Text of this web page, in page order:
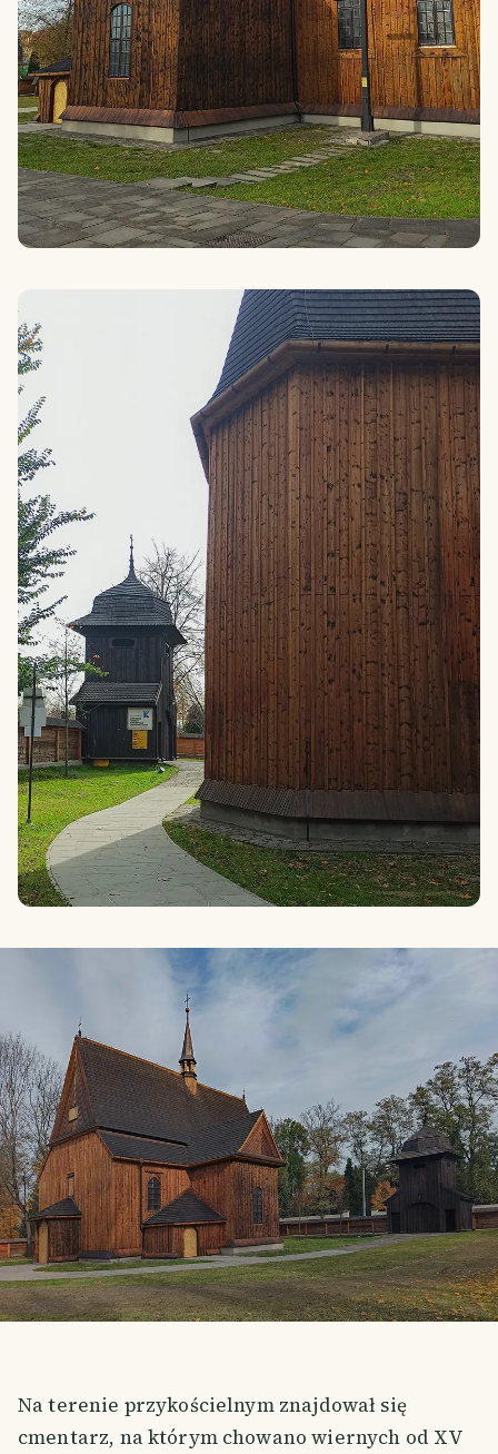
Na terenie przykościelnym znajdował się
cmentarz, na którym chowano wiernych od XV